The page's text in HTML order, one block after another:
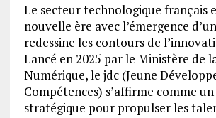
Le secteur technologique français
nouvelle ère avec l’émergence
redessine les contours de
Lancé en 2025 par le Ministère de
Numérique, le jdc (Jeune
Compétences) s’affirme comme
stratégique pour propulser les